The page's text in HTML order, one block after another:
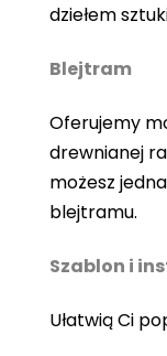
dziełem
Blejtram
Oferujemy
drewnianej
możesz
blejtramu.
Szablon i
Ułatwią Ci